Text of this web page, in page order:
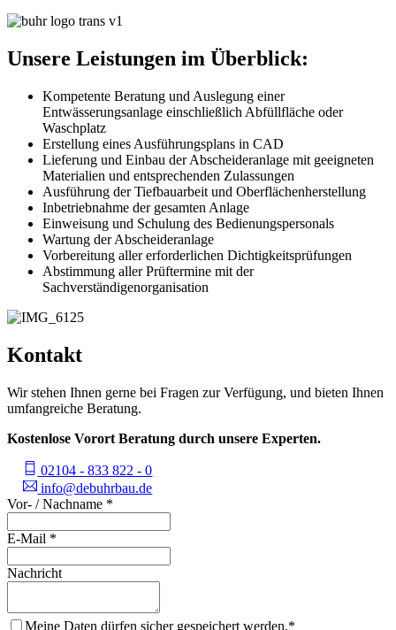
Unsere Leistungen im Überblick:
Kompetente Beratung und Auslegung einer
Entwässerungsanlage einschließlich Abfüllfläche oder
Waschplatz
Erstellung eines Ausführungsplans in CAD
Lieferung und Einbau der Abscheideranlage mit geeigneten
Materialien und entsprechenden Zulassungen
Ausführung der Tiefbauarbeit und Oberflächenherstellung
Inbetriebnahme der gesamten Anlage
Einweisung und Schulung des Bedienungspersonals
Wartung der Abscheideranlage
Vorbereitung aller erforderlichen Dichtigkeitsprüfungen
Abstimmung aller Prüftermine mit der
Sachverständigenorganisation
Kontakt
Wir stehen Ihnen gerne bei Fragen zur Verfügung, und bieten Ihnen
umfangreiche Beratung.
Kostenlose Vorort Beratung durch unsere Experten.
02104 - 833 822 - 0
info@debuhrbau.de
Vor- / Nachname *
E-Mail *
Nachricht
Meine Daten dürfen sicher gespeichert werden.*